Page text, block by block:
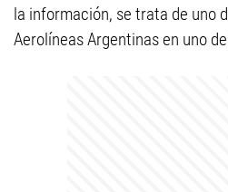
la información, se trata de uno
Aerolíneas Argentinas en uno